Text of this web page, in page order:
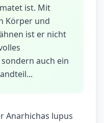
ist. Mit
Körper und
ist er nicht
auch ein
Anarhichas lupus